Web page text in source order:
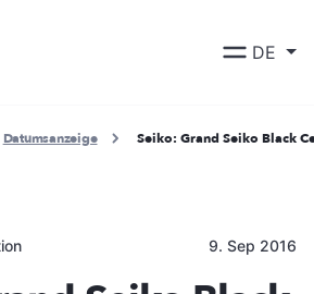
DE
Datumsanzeige Seiko: Grand Seiko Black
9. Sep 2016